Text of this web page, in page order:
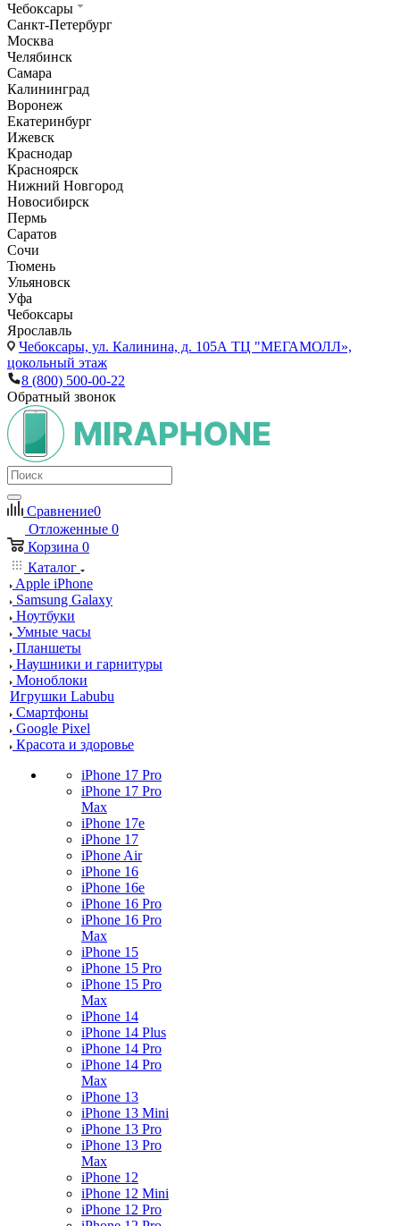
Чебоксары
Санкт-Петербург
Москва
Челябинск
Самара
Калининград
Воронеж
Екатеринбург
Ижевск
Краснодар
Красноярск
Нижний Новгород
Новосибирск
Пермь
Саратов
Сочи
Тюмень
Ульяновск
Уфа
Чебоксары
Ярославль
Чебоксары, ул. Калинина, д. 105А ТЦ "МЕГАМОЛЛ»,
цокольный этаж
8 (800) 500-00-22
Обратный звонок
Сравнение0
Отложенные 0
Корзина 0
Каталог
Apple iPhone
Samsung Galaxy
Ноутбуки
Умные часы
Планшеты
Наушники и гарнитуры
Моноблоки
Игрушки Labubu
Смартфоны
Google Pixel
Красота и здоровье
iPhone 17 Pro
iPhone 17 Pro
Max
iPhone 17e
iPhone 17
iPhone Air
iPhone 16
iPhone 16e
iPhone 16 Pro
iPhone 16 Pro
Max
iPhone 15
iPhone 15 Pro
iPhone 15 Pro
Max
iPhone 14
iPhone 14 Plus
iPhone 14 Pro
iPhone 14 Pro
Max
iPhone 13
iPhone 13 Mini
iPhone 13 Pro
iPhone 13 Pro
Max
iPhone 12
iPhone 12 Mini
iPhone 12 Pro